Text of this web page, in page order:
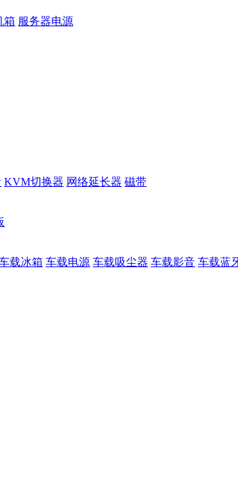
箱 服务器电源
KVM切换器 网络延长器 磁带
载冰箱 车载电源 车载吸尘器 车载影音 车载蓝